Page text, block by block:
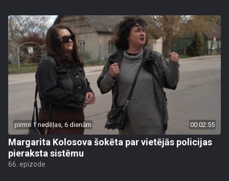
pirms 1 nedēļas, 6 dienām 00:02:55
Margarita Kolosova šokēta par vietējās policijas
pieraksta sistēmu
66. epizode